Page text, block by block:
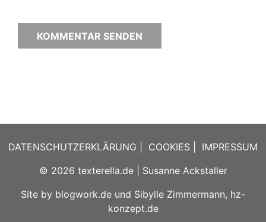
DATENSCHUTZERKLÄRUNG COOKIES
IMPRESSUM
© 2026 texterella.de| Susanne Ackstaller
Site by blogwork.de und Sibylle Zimmermann, hz-
konzept.de